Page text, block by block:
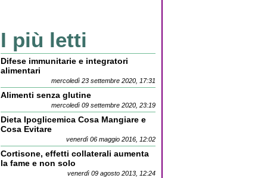
I più letti
Difese immunitarie e integratori
alimentari
mercoledì 23 settembre 2020, 17:31
Alimenti senza glutine
mercoledì 09 settembre 2020, 23:19
Dieta Ipoglicemica Cosa Mangiare e
Cosa Evitare
venerdì 06 maggio 2016, 12:02
Cortisone, effetti collaterali aumenta
la fame e non solo
venerdì 09 agosto 2013, 12:24